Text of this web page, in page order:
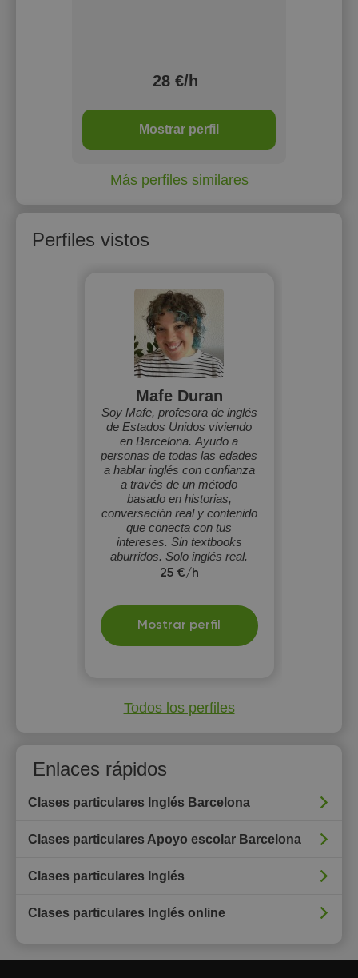
28 €/h
Mostrar perfil
Más perfiles similares
Perfiles vistos
Mafe Duran
Soy Mafe, profesora de inglés
de Estados Unidos viviendo
en Barcelona. Ayudo a
personas de todas las edades
a hablar inglés con confianza
a través de un método
basado en historias,
conversación real y contenido
que conecta con tus
intereses. Sin textbooks
aburridos. Solo inglés real.
25 €/h
Mostrar perfil
Todos los perfiles
Enlaces rápidos
Clases particulares Inglés Barcelona
Clases particulares Apoyo escolar Barcelona
Clases particulares Inglés
Clases particulares Inglés online